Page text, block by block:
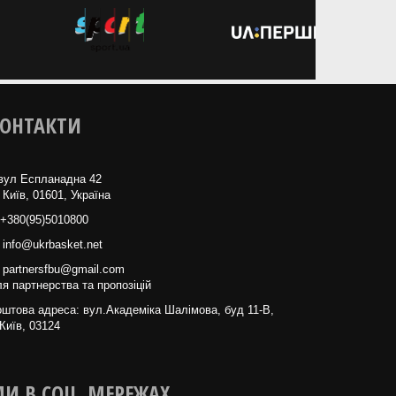
Еспланадна 42
01601, Україна
+380(95)5010800
info@ukrbasket.net
partnersfbu@gmail.com
партнерства та пропозіцій
адреса: вул.Академіка Шалімова, буд 11-В,
03124